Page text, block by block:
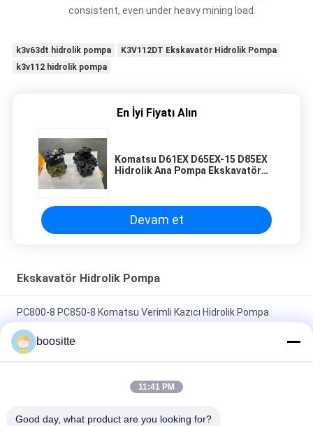
consistent, even under heavy mining load.
k3v63dt hidrolik pompa
K3V112DT Ekskavatör Hidrolik Pompa
k3v112 hidrolik pompa
En İyi Fiyatı Alın
Komatsu D61EX D65EX-15 D85EX
Hidrolik Ana Pompa Ekskavatör
Devam et
Ekskavatör Hidrolik Pompa
PC800-8 PC850-8 Komatsu Verimli Kazıcı Hidrolik Pompa
Üretimliliği Artırmak İçin 708-2K-00113
ZX670-5G ZX870-5G Piston Pompası Assy Kazı Makinesi için
Pompa
boositte
11:41 PM
Good day, what product are you looking for?